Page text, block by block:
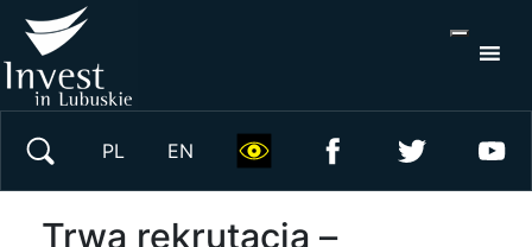
PL EN
Trwa rekrutacja –
Wyszukaj w serwisie